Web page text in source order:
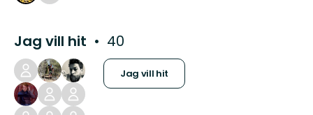
Jag vill hit 40
Jag vill hit